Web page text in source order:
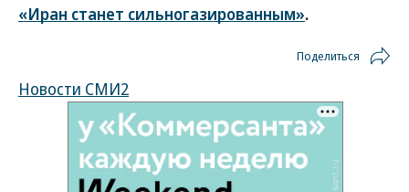
«Иран станет сильногазированным».
Поделиться
Новости СМИ2